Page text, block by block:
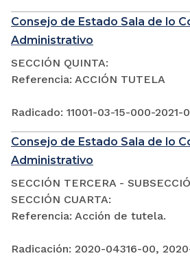
Consejo de Estado Sala de lo
Administrativo
SECCIÓN QUINTA:
Referencia: ACCIÓN TUTELA
Radicado: 11001-03-15-000-2021-
Consejo de Estado Sala de lo
Administrativo
SECCIÓN TERCERA -
SECCIÓN CUARTA:
Referencia: Acción de tutela.
Radicación: 2020-04316-00,